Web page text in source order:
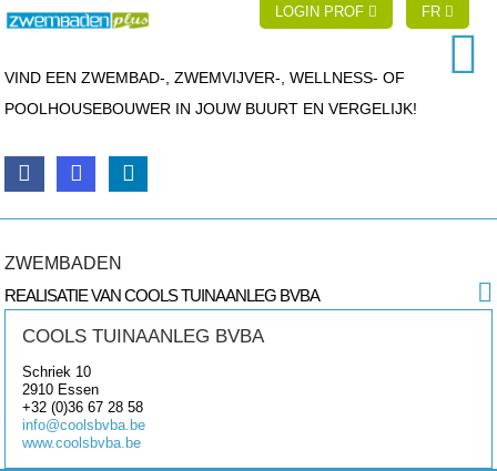
LOGIN PROF FR
VIND EEN ZWEMBAD-, ZWEMVIJVER-, WELLNESS- OF
POOLHOUSEBOUWER IN JOUW BUURT EN VERGELIJK!
ZWEMBADEN
REALISATIE VAN COOLS TUINAANLEG BVBA
COOLS TUINAANLEG BVBA
Schriek 10
2910 Essen
+32 (0)36 67 28 58
info@coolsbvba.be
www.coolsbvba.be